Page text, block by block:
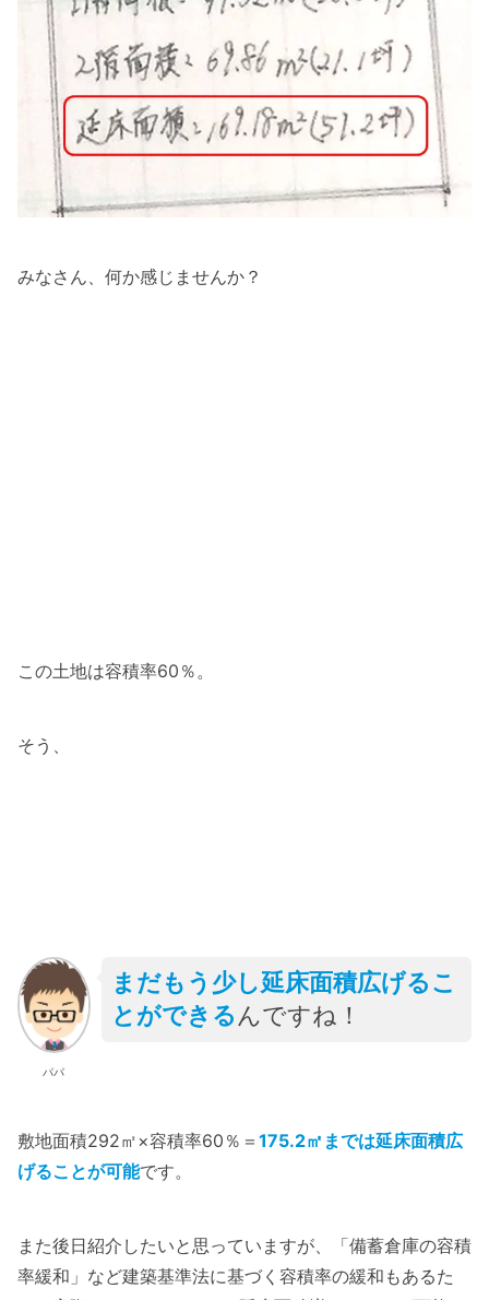
みなさん、何か感じませんか？
この土地は容積率60％。
そう、
パパ
まだもう少し延床面積広げるこ
とができるんですね！
敷地面積292㎡×容積率60％＝ 175.2㎡までは延床面積広
げることが可能です。
また後日紹介したいと思っていますが、「備蓄倉庫の容積
率緩和」など建築基準法に基づく容積率の緩和もあるた